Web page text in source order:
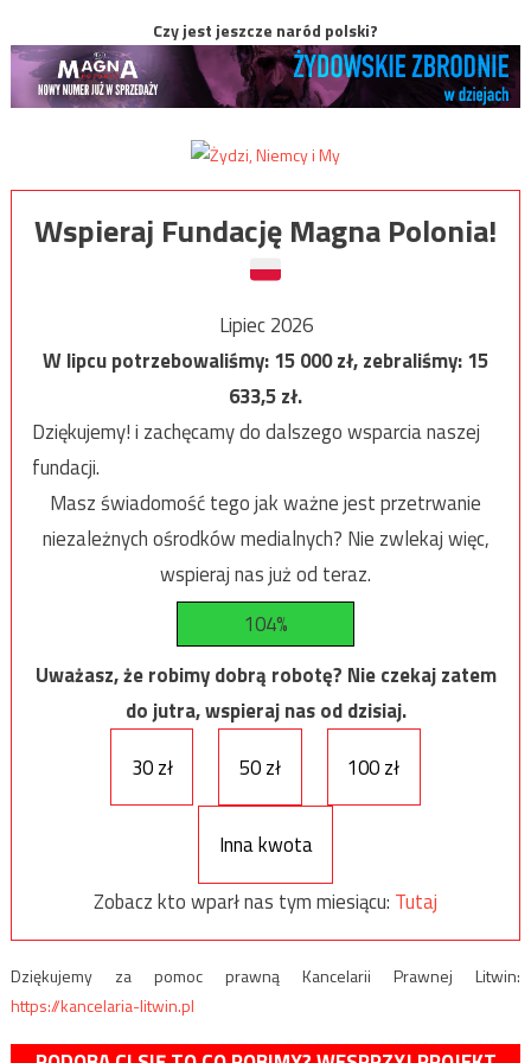
Czy jest jeszcze naród polski?
Wspieraj Fundację Magna Polonia!
Lipiec 2026
W lipcu potrzebowaliśmy:15 000zł, zebraliśmy:15
633,5zł.
Dziękujemy! i zachęcamy do dalszego wsparcia naszej
fundacji.
Masz świadomość tego jak ważne jest przetrwanie
niezależnych ośrodków medialnych? Nie zwlekaj więc,
wspieraj nas już od teraz.
104%
Uważasz, że robimy dobrą robotę? Nie czekaj zatem
do jutra, wspieraj nas od dzisiaj.
30 zł
50 zł 100 zł
Inna kwota
Zobacz kto wparł nas tym miesiącu: Tutaj
Dziękujemy za pomoc prawną Kancelarii Prawnej Litwin:
https://kancelaria-litwin.pl